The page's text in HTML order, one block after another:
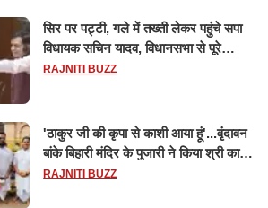
सिर पर पट्टी, गले में तख्ती लेकर पहुंचे सपा
विधायक सचिन यादव, विधानसभा से पूरे
मानसून सत्र के लिए किया गया निलंबित
RAJNITI BUZZ
'ठाकुर जी की कृपा से काशी आया हूं'...वृंदावन
बांके बिहारी मंदिर के पुजारी ने किया श्री काशी
विश्वनाथ का जलाभिषेक
RAJNITI BUZZ